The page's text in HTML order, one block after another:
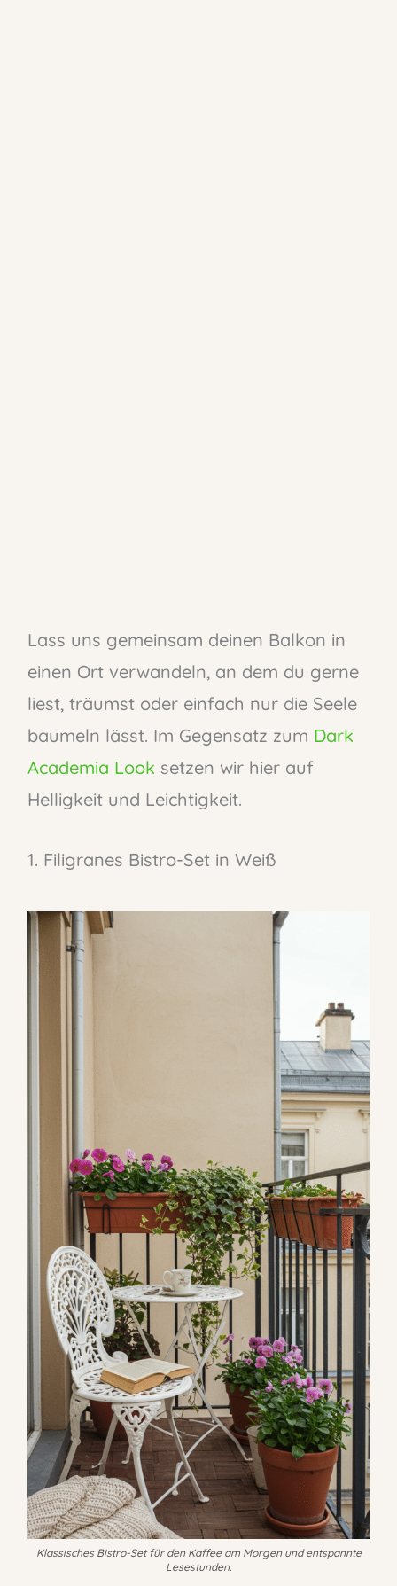
Lass uns gemeinsam deinen Balkon in
einen Ort verwandeln, an dem du gerne
liest, träumst oder einfach nur die Seele
baumeln lässt. Im Gegensatz zum Dark
Academia Look setzen wir hier auf
Helligkeit und Leichtigkeit.
1. Filigranes Bistro-Set in Weiß
Klassisches Bistro-Set für den Kaffee am Morgen und entspannte
Lesestunden.